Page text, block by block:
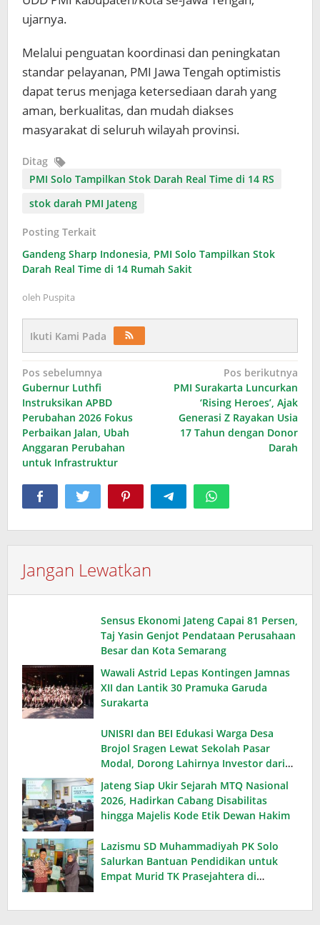
ujarnya.
Melalui penguatan koordinasi dan peningkatan
standar pelayanan, PMI Jawa Tengah optimistis
dapat terus menjaga ketersediaan darah yang
aman, berkualitas, dan mudah diakses
masyarakat di seluruh wilayah provinsi.
Ditag
PMI Solo Tampilkan Stok Darah Real Time di 14 RS
stok darah PMI Jateng
Posting Terkait
Gandeng Sharp Indonesia, PMI Solo Tampilkan Stok
Darah Real Time di 14 Rumah Sakit
oleh Puspita
Ikuti Kami Pada
Navigasi
pos
Pos sebelumnya
Gubernur Luthfi
Instruksikan APBD
Perubahan 2026 Fokus
Perbaikan Jalan, Ubah
Anggaran Perubahan
untuk Infrastruktur
Pos berikutnya
PMI Surakarta Luncurkan
‘Rising Heroes’, Ajak
Generasi Z Rayakan Usia
17 Tahun dengan Donor
Darah
Jangan Lewatkan
Sensus Ekonomi Jateng Capai 81 Persen,
Taj Yasin Genjot Pendataan Perusahaan
Besar dan Kota Semarang
Wawali Astrid Lepas Kontingen Jamnas
XII dan Lantik 30 Pramuka Garuda
Surakarta
UNISRI dan BEI Edukasi Warga Desa
Brojol Sragen Lewat Sekolah Pasar
Modal, Dorong Lahirnya Investor dari
Jateng Siap Ukir Sejarah MTQ Nasional
2026, Hadirkan Cabang Disabilitas
hingga Majelis Kode Etik Dewan Hakim
Lazismu SD Muhammadiyah PK Solo
Salurkan Bantuan Pendidikan untuk
Empat Murid TK Prasejahtera di